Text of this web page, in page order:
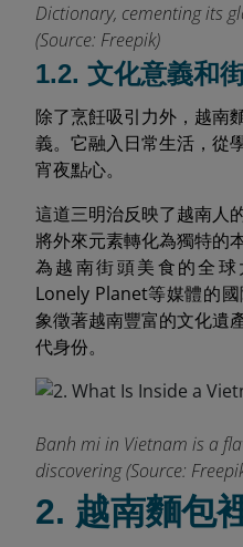
Dictionary, cementing its
(Source: Freepik)
1.2. 文化意義和
除了烹飪吸引力外，越南
義。它融入日常生活，從
宵夜點心。
這道三明治反映了越南人
將外來元素轉化為獨特的
為越南街頭美食的全
Lonely Planet等媒體的
象徵著越南豐富的文化遺
代身份。
Banh mi in Vietnam is a
discovering (Source:
2. 越南麵包